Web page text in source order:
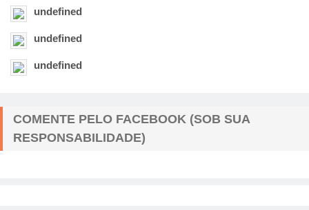
undefined
undefined
undefined
COMENTE PELO FACEBOOK (SOB SUA
RESPONSABILIDADE)